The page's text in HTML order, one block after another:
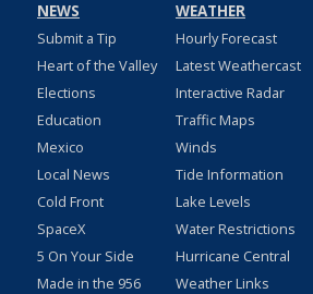
NEWS
Submit a Tip
Heart of the Valley
Elections
Education
Mexico
Local News
Cold Front
SpaceX
5 On Your Side
Made in the 956
WEATHER
Hourly Forecast
Latest Weathercast
Interactive Radar
Traffic Maps
Winds
Tide Information
Lake Levels
Water Restrictions
Hurricane Central
Weather Links